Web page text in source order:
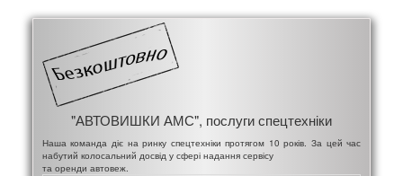
"АВТОВИШКИ АМС", послуги спецтехніки
Наша команда діє на ринку спецтехніки протягом 10 років. За цей час
набутий колосальний досвід у сфері надання сервісу
та оренди автовеж.